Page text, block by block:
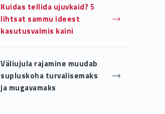
Kuidas tellida ujuvkaid? 5
lihtsat sammu ideest
kasutusvalmis kaini
Väliujula rajamine muudab
supluskoha turvalisemaks
ja mugavamaks